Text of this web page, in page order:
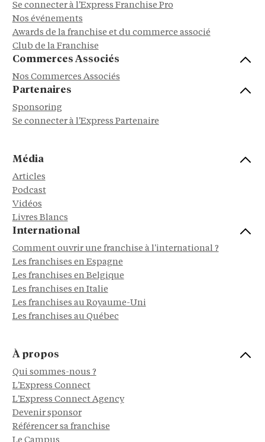
Se connecter à l'Express Franchise Pro
Nos événements
Awards de la franchise et du commerce associé
Club de la Franchise
Commerces Associés
Nos Commerces Associés
Partenaires
Sponsoring
Se connecter à l'Express Partenaire
Média
Articles
Podcast
Vidéos
Livres Blancs
International
Comment ouvrir une franchise à l'international ?
Les franchises en Espagne
Les franchises en Belgique
Les franchises en Italie
Les franchises au Royaume-Uni
Les franchises au Québec
À propos
Qui sommes-nous ?
L'Express Connect
L'Express Connect Agency
Devenir sponsor
Référencer sa franchise